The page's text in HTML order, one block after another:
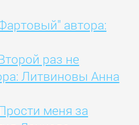
автора:
раз не
Литвиновы Анна
меня за